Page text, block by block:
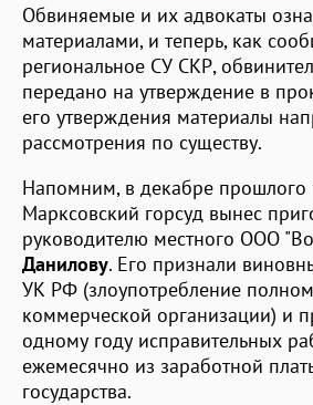
Обвиняемые и их адвокаты
материалами, и теперь, как
региональное СУ СКР,
передано на утверждение в
его утверждения материалы
рассмотрения по существу.
Напомним, в декабре прошлого
Марксовский горсуд вынес
руководителю местного ООО
Данилову. Его признали
УК РФ (злоупотребление
коммерческой организации) и
одному году исправительных
ежемесячно из заработной
государства.